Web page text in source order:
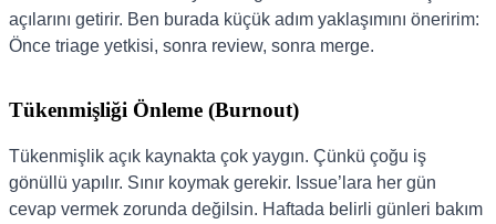
açılarını getirir. Ben burada küçük adım yaklaşımını öneririm:
Önce triage yetkisi, sonra review, sonra merge.
Tükenmişliği Önleme (Burnout)
Tükenmişlik açık kaynakta çok yaygın. Çünkü çoğu iş
gönüllü yapılır. Sınır koymak gerekir. Issue’lara her gün
cevap vermek zorunda değilsin. Haftada belirli günleri bakım